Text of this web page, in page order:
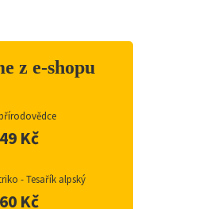
z e-shopu
Kč
- Tesařík alpský
Kč